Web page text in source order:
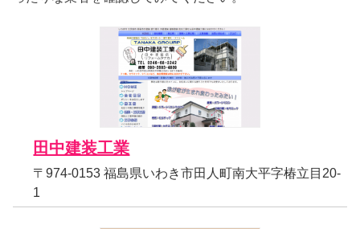
田中建装工業
〒974-0153 福島県いわき市田人町南大平字椿立目20-
1